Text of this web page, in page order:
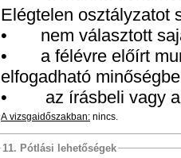
Elégtelen osztályzatot
• nem választott
• a félévre előírt
elfogadható
• az írásbeli vagy a
A vizsgaidőszakban: nincs.
11. Pótlási lehetőségek